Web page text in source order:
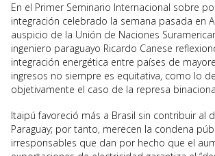
En el Primer Seminario Internacional sobre
integración celebrado la semana pasada en
auspicio de la Unión de Naciones
ingeniero paraguayo Ricardo Canese
integración energética entre países de
ingresos no siempre es equitativa, como lo
objetivamente el caso de la represa
Itaipú favoreció más a Brasil sin contribuir al
Paraguay; por tanto, merecen la condena
irresponsables que dan por hecho que el